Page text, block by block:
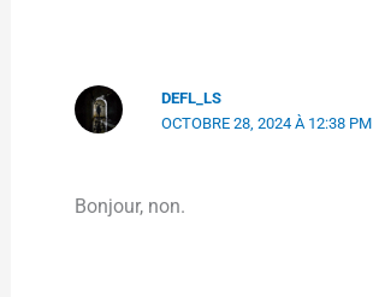
DEFL_LS
OCTOBRE 28, 2024 À 12:38 PM
Bonjour, non.